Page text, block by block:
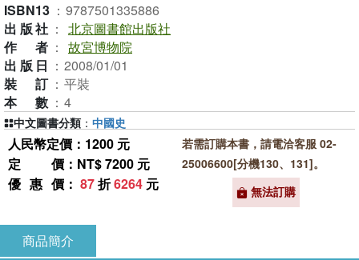
ISBN13 ： 9787501335886
出版社 ： 北京圖書館出版社
作者 ： 故宮博物院
出版日 ： 2008/01/01
裝訂 ： 平裝
本數 ： 4
人民幣定價：1200 元
定價 ：NT$ 7200 元
優惠價 ： 87折6264 元
若需訂購本書，請電洽客服 02-
25006600[分機130、131]。
無法訂購
中文圖書分類 ： 中國史
商品簡介